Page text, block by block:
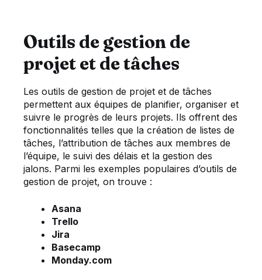
Outils de gestion de
projet et de tâches
Les outils de gestion de projet et de tâches
permettent aux équipes de planifier, organiser et
suivre le progrès de leurs projets. Ils offrent des
fonctionnalités telles que la création de listes de
tâches, l’attribution de tâches aux membres de
l’équipe, le suivi des délais et la gestion des
jalons. Parmi les exemples populaires d’outils de
gestion de projet, on trouve :
Asana
Trello
Jira
Basecamp
Monday.com